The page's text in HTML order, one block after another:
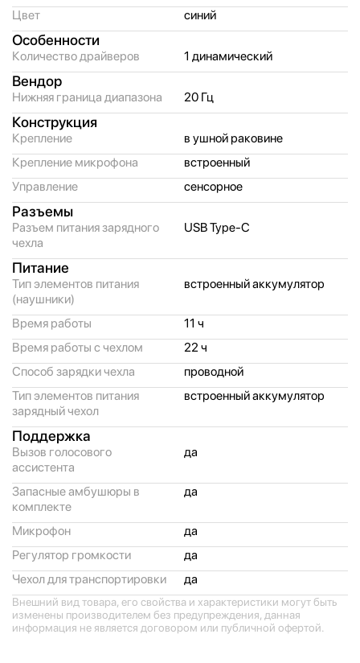
Цвет
синий
Особенности
Количество драйверов 1 динамический
Вендор
Нижняя граница диапазона 20 Гц
Конструкция
Крепление
в ушной раковине
Крепление микрофона
встроенный
Управление
сенсорное
Разъемы
Разъем питания зарядного
чехла
USB Type-C
Питание
Тип элементов питания
(наушники)
встроенный аккумулятор
Время работы
11 ч
Время работы с чехлом
22 ч
Способ зарядки чехла
проводной
Тип элементов питания
зарядный чехол
встроенный аккумулятор
Поддержка
Вызов голосового
ассистента
да
Запасные амбушюры в
комплекте
да
Микрофон
да
Регулятор громкости
да
Чехол для транспортировки
да
Внешний вид товара, его свойства и характеристики могут быть
изменены производителем без предупреждения, данная
информация не является договором или публичной офертой.